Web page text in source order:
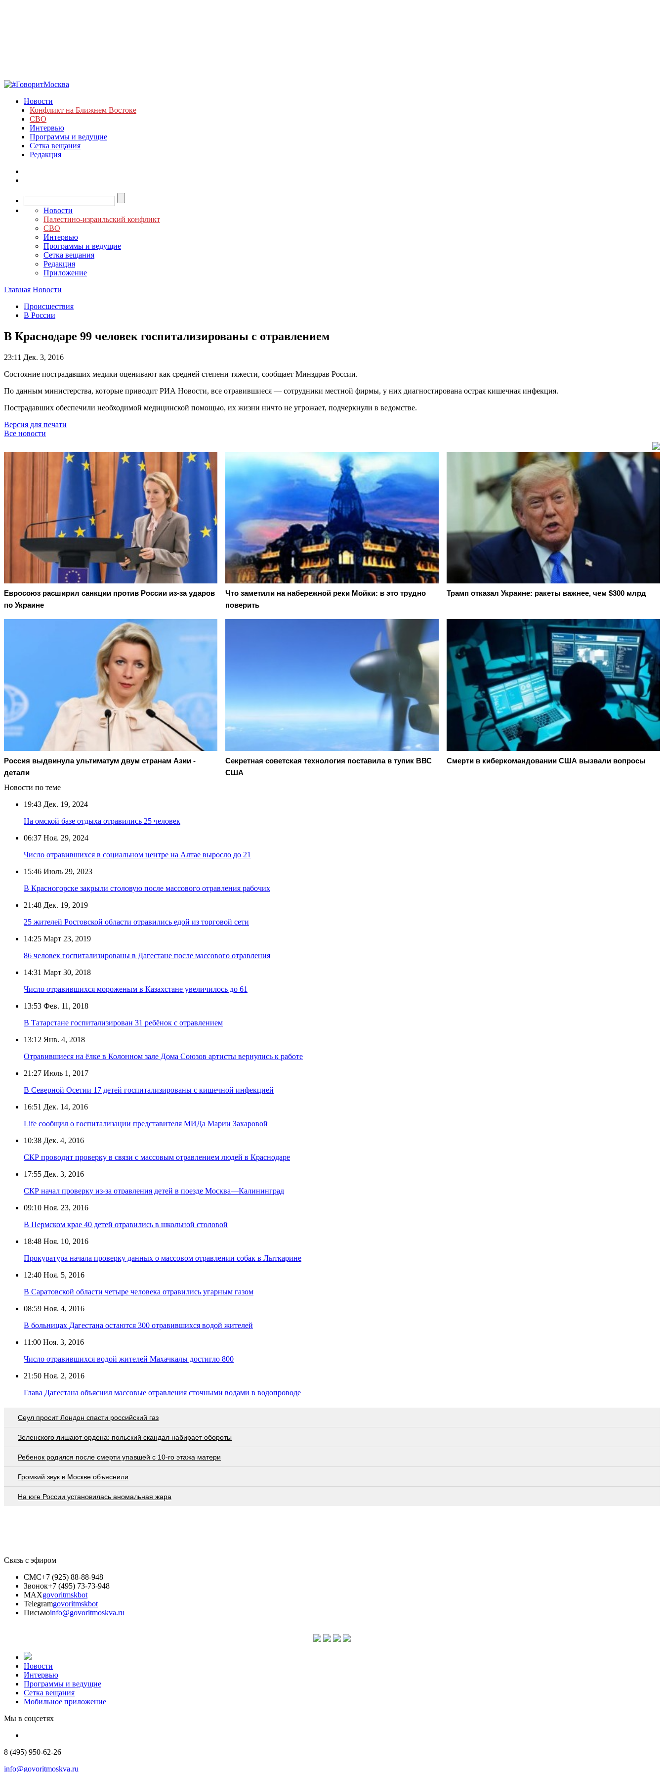
Новости
Конфликт на Ближнем Востоке
СВО
Интервью
Программы и ведущие
Сетка вещания
Редакция
Новости
Палестино-израильский конфликт
СВО
Интервью
Программы и ведущие
Сетка вещания
Редакция
Приложение
Главная Новости
Происшествия
В России
В Краснодаре 99 человек госпитализированы с отравлением
23:11 Дек. 3, 2016
Состояние пострадавших медики оценивают как средней степени тяжести, сообщает Минздрав России.
По данным министерства, которые приводит РИА Новости, все отравившиеся — сотрудники местной фирмы, у них диагностирована острая кишечная инфекция.
Пострадавших обеспечили необходимой медицинской помощью, их жизни ничто не угрожает, подчеркнули в ведомстве.
Версия для печати
Все новости
Евросоюз расширил санкции против России из-за ударов
по Украине
Что заметили на набережной реки Мойки: в это трудно
поверить
Трамп отказал Украине: ракеты важнее, чем $300 млрд
Россия выдвинула ультиматум двум странам Азии -
детали
Секретная советская технология поставила в тупик ВВС
США
Смерти в киберкомандовании США вызвали вопросы
Новости по теме
19:43 Дек. 19, 2024
На омской базе отдыха отравились 25 человек
06:37 Ноя. 29, 2024
Число отравившихся в социальном центре на Алтае выросло до 21
15:46 Июль 29, 2023
В Красногорске закрыли столовую после массового отравления рабочих
21:48 Дек. 19, 2019
25 жителей Ростовской области отравились едой из торговой сети
14:25 Март 23, 2019
86 человек госпитализированы в Дагестане после массового отравления
14:31 Март 30, 2018
Число отравившихся мороженым в Казахстане увеличилось до 61
13:53 Фев. 11, 2018
В Татарстане госпитализирован 31 ребёнок с отравлением
13:12 Янв. 4, 2018
Отравившиеся на ёлке в Колонном зале Дома Союзов артисты вернулись к работе
21:27 Июль 1, 2017
В Северной Осетии 17 детей госпитализированы с кишечной инфекцией
16:51 Дек. 14, 2016
Life сообщил о госпитализации представителя МИДа Марии Захаровой
10:38 Дек. 4, 2016
СКР проводит проверку в связи с массовым отравлением людей в Краснодаре
17:55 Дек. 3, 2016
СКР начал проверку из-за отравления детей в поезде Москва—Калининград
09:10 Ноя. 23, 2016
В Пермском крае 40 детей отравились в школьной столовой
18:48 Ноя. 10, 2016
Прокуратура начала проверку данных о массовом отравлении собак в Лыткарине
12:40 Ноя. 5, 2016
В Саратовской области четыре человека отравились угарным газом
08:59 Ноя. 4, 2016
В больницах Дагестана остаются 300 отравившихся водой жителей
11:00 Ноя. 3, 2016
Число отравившихся водой жителей Махачкалы достигло 800
21:50 Ноя. 2, 2016
Глава Дагестана объяснил массовые отравления сточными водами в водопроводе
Сеул просит Лондон спасти российский газ
Зеленского лишают ордена: польский скандал набирает обороты
Ребенок родился после смерти упавшей с 10-го этажа матери
Громкий звук в Москве объяснили
На юге России установилась аномальная жара
Связь с эфиром
СМС+7 (925) 88-88-948
Звонок+7 (495) 73-73-948
MAXgovoritmskbot
Telegramgovoritmskbot
Письмоinfo@govoritmoskva.ru
Новости
Интервью
Программы и ведущие
Сетка вещания
Мобильное приложение
Мы в соцсетях
8 (495) 950-62-26
info@govoritmoskva.ru